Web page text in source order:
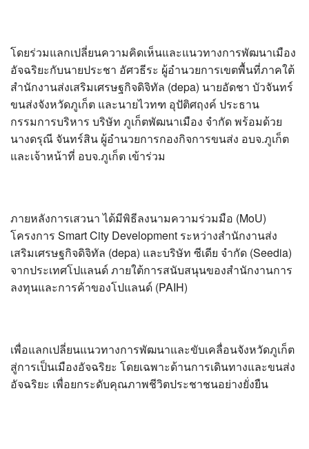
โดยร่วมแลกเปลี่ยนความคิดเห็นและแนวทางการพัฒนาเมือง
อัจฉริยะกับนายประชา อัศวธีระ ผู้อำนวยการเขตพื้นที่ภาคใต้
สำนักงานส่งเสริมเศรษฐกิจดิจิทัล (depa) นายอัดชา บัวจันทร์
ขนส่งจังหวัดภูเก็ต และนายไวทฑ อุปัติศฤงค์ ประธาน
กรรมการบริหาร บริษัท ภูเก็ตพัฒนาเมือง จำกัด พร้อมด้วย
นางดรุณี จันทร์สิน ผู้อำนวยการกองกิจการขนส่ง อบจ.ภูเก็ต
และเจ้าหน้าที่ อบจ.ภูเก็ต เข้าร่วม
ภายหลังการเสวนา ได้มีพิธีลงนามความร่วมมือ (MoU)
โครงการ Smart City Development ระหว่างสำนักงานส่ง
เสริมเศรษฐกิจดิจิทัล (depa) และบริษัท ซีเดีย จำกัด (Seedia)
จากประเทศโปแลนด์ ภายใต้การสนับสนุนของสำนักงานการ
ลงทุนและการค้าของโปแลนด์ (PAIH)
เพื่อแลกเปลี่ยนแนวทางการพัฒนาและขับเคลื่อนจังหวัดภูเก็ต
สู่การเป็นเมืองอัจฉริยะ โดยเฉพาะด้านการเดินทางและขนส่ง
อัจฉริยะ เพื่อยกระดับคุณภาพชีวิตประชาชนอย่างยั่งยืน